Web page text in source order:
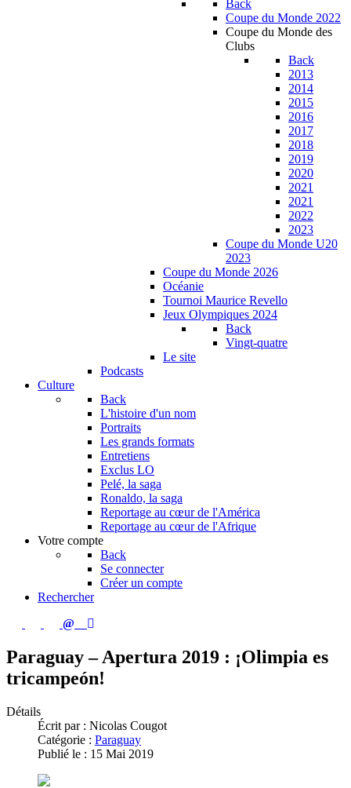
Back
Coupe du Monde 2022
Coupe du Monde des
Clubs
Back
2013
2014
2015
2016
2017
2018
2019
2020
2021
2021
2022
2023
Coupe du Monde U20
2023
Coupe du Monde 2026
Océanie
Tournoi Maurice Revello
Jeux Olympiques 2024
Back
Vingt-quatre
Le site
Podcasts
Culture
Back
L'histoire d'un nom
Portraits
Les grands formats
Entretiens
Exclus LO
Pelé, la saga
Ronaldo, la saga
Reportage au cœur de l'América
Reportage au cœur de l'Afrique
Votre compte
Back
Se connecter
Créer un compte
Rechercher
Paraguay – Apertura 2019 : ¡Olimpia es
tricampeón!
Détails
Écrit par : Nicolas Cougot
Catégorie : Paraguay
Publié le : 15 Mai 2019